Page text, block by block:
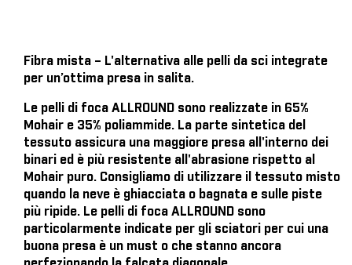
Fibra mista – L'alternativa alle pelli da sci integrate
per un’ottima presa in salita.
Le pelli di foca ALLROUND sono realizzate in 65%
Mohair e 35% poliammide. La parte sintetica del
tessuto assicura una maggiore presa all'interno dei
binari ed è più resistente all'abrasione rispetto al
Mohair puro. Consigliamo di utilizzare il tessuto misto
quando la neve è ghiacciata o bagnata e sulle piste
più ripide. Le pelli di foca ALLROUND sono
particolarmente indicate per gli sciatori per cui una
buona presa è un must o che stanno ancora